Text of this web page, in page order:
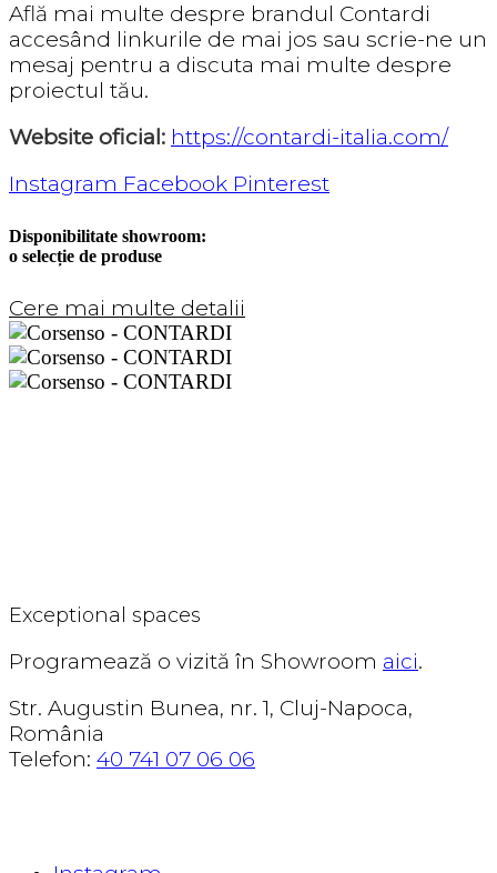
Află mai multe despre brandul Contardi
accesând linkurile de mai jos sau scrie-ne un
mesaj pentru a discuta mai multe despre
proiectul tău.
Website oficial: https://contardi-italia.com/
Instagram Facebook Pinterest
Disponibilitate showroom:
o selecție de produse
Cere mai multe detalii
Exceptional spaces
Programează o vizită în Showroom aici.
Str. Augustin Bunea, nr. 1, Cluj-Napoca,
România
Telefon: 40 741 07 06 06